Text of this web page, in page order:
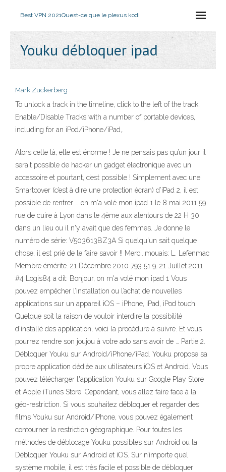
Best VPN 2021Quest-ce que le plexus kodi
Youku débloquer ipad
Mark Zuckerberg
To unlock a track in the timeline, click to the left of the track.
Enable/Disable Tracks with a number of portable devices,
including for an iPod/iPhone/iPad,.
Alors celle là, elle est énorme ! Je ne pensais pas qu’un jour il
serait possible de hacker un gadget électronique avec un
accessoire et pourtant, c’est possible ! Simplement avec une
Smartcover (c’est à dire une protection écran) d’iPad 2, il est
possible de rentrer … on m'a volé mon ipad 1 le 8 mai 2011 59
rue de cuire à Lyon dans le 4ème aux alentours de 22 H 30
dans un lieu ou il n'y avait que des femmes. Je donne le
numéro de série: V503613BZ3A Si quelqu'un sait quelque
chose, il est prié de le faire savoir !! Merci.:mouais: L. Lefenmac
Membre émérite. 21 Décembre 2010 793 51 9. 21 Juillet 2011
#4 Logis84 a dit: Bonjour, on m'a volé mon ipad 1 Vous
pouvez empêcher l’installation ou l’achat de nouvelles
applications sur un appareil iOS – iPhone, iPad, iPod touch.
Quelque soit la raison de vouloir interdire la possibilité
d’installé des application, voici la procédure à suivre. Et vous
pourrez rendre son joujou à votre ado sans avoir de … Partie 2.
Débloquer Youku sur Android/iPhone/iPad. Youku propose sa
propre application dédiée aux utilisateurs iOS et Android. Vous
pouvez télécharger l'application Youku sur Google Play Store
et Apple iTunes Store. Cependant, vous allez faire face à la
géo-restriction. Si vous souhaitez débloquer et regarder des
films Youku sur Android/iPhone, vous pouvez également
contourner la restriction géographique. Pour toutes les
méthodes de déblocage Youku possibles sur Android ou la
Débloquer Youku sur Android et iOS. Sur n’importe quel
système mobile, il est très facile et possible de débloquer